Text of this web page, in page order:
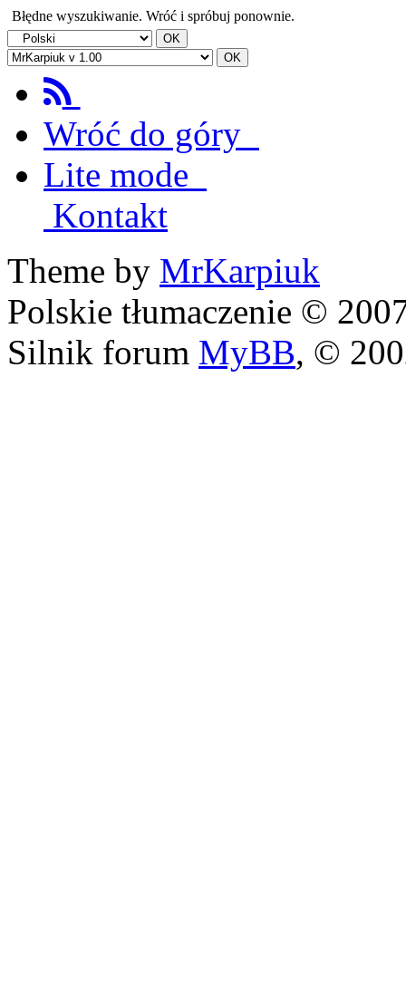
Błędne wyszukiwanie. Wróć i spróbuj ponownie.
Wróć do góry
Lite mode
Kontakt
Theme by MrKarpiuk
Polskie tłumaczenie ©
Silnik forum MyBB, ©